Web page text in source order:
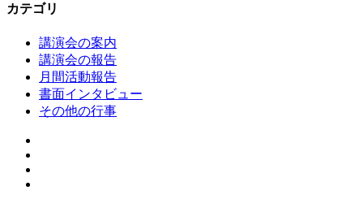
カテゴリ
講演会の案内
講演会の報告
月間活動報告
書面インタビュー
その他の行事